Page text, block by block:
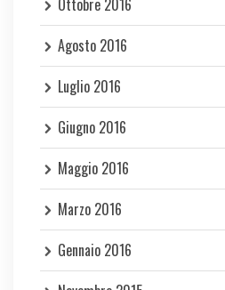
Agosto 2016
Luglio 2016
Giugno 2016
Maggio 2016
Marzo 2016
Gennaio 2016